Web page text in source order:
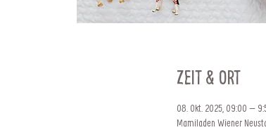
Zeit & Ort
08. Okt. 2025, 09:00 –
Mamiladen Wiener